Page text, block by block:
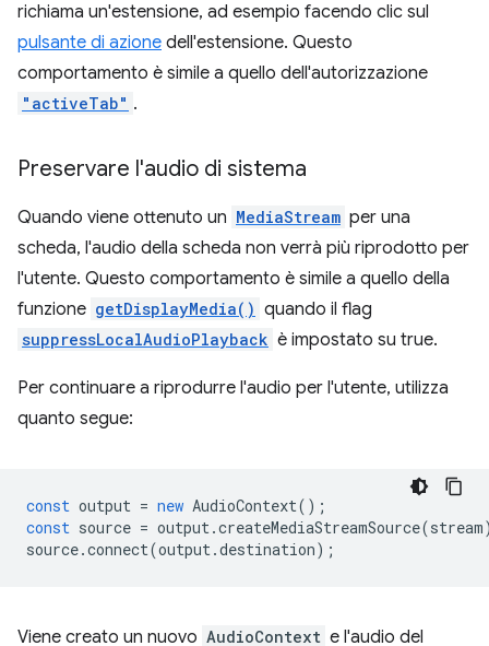
richiama un'estensione, ad esempio facendo clic sul
pulsante di azione dell'estensione. Questo
comportamento è simile a quello dell'autorizzazione
"activeTab" .
Preservare l'audio di sistema
Quando viene ottenuto un MediaStream per una
scheda, l'audio della scheda non verrà più riprodotto per
l'utente. Questo comportamento è simile a quello della
funzione getDisplayMedia() quando il flag
suppressLocalAudioPlayback è impostato su true.
Per continuare a riprodurre l'audio per l'utente, utilizza
quanto segue:
const output = new AudioContext();
const source = output.createMediaStreamSource(stream
source.connect(output.destination);
Viene creato un nuovo AudioContext e l'audio del